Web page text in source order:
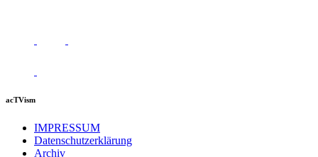
acTVism
IMPRESSUM
Datenschutzerklärung
Archiv